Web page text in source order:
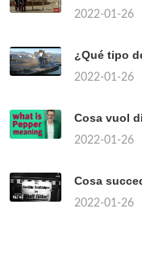
2022-01-26
¿Qué tipo
2022-01-26
Cosa vuol
2022-01-26
Cosa
2022-01-26